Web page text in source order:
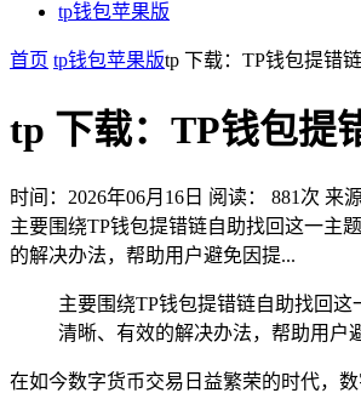
tp钱包苹果版
首页 tp钱包苹果版tp 下载：TP钱包提错
tp 下载：TP钱包提
时间：2026年06月16日 阅读： 881 次 来
主要围绕TP钱包提错链自助找回这一主
的解决办法，帮助用户避免因提...
主要围绕TP钱包提错链自助找回
清晰、有效的解决办法，帮助用户
在如今数字货币交易日益繁荣的时代，